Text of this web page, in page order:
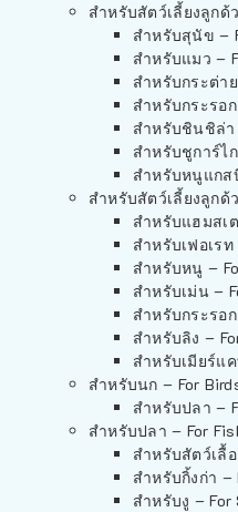
สำหรับสัตว์เลี้ยงลูกด้
สำหรับสุนัข –
สำหรับแมว –
สำหรับกระต่า
สำหรับกระรอ
สำหรับชินชิล่า
สำหรับชูการ์ไ
สำหรับหนูแกส
สำหรับสัตว์เลี้ยงลูกด้
สำหรับแฮมสเ
สำหรับเฟอเรท
สำหรับหนู –
สำหรับเม่น –
สำหรับกระรอ
สำหรับลิง –
สำหรับเมียร์แ
สำหรับนก – For
สำหรับปลา –
สำหรับปลา – For
สำหรับสัตว์เลื้
สำหรับกิ้งก่า –
สำหรับงู – For